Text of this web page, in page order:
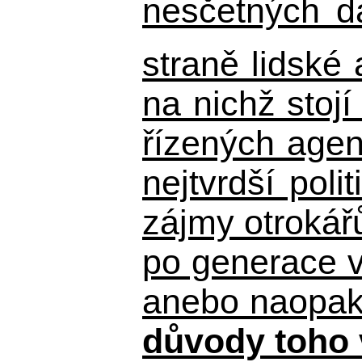
nesčetných
straně lidské
na nichž
řízených
nejtvrdší
zájmy
po generace
anebo
důvody toho